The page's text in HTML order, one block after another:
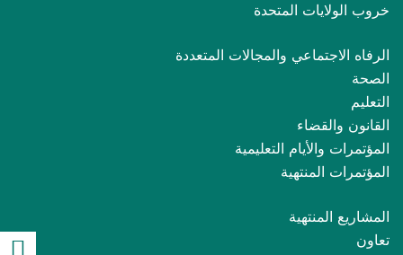
خروب الولايات المتحدة
الرفاه الاجتماعي والمجالات المتعددة
الصحة
التعليم
القانون والقضاء
المؤتمرات والأيام التعليمية
المؤتمرات المنتهية
المشاريع المنتهية
تعاون